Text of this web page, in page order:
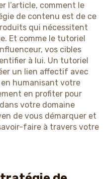
l’article, comment le
de contenu est de ce
qui nécessitent
Et comme le tutoriel
vos cibles
à lui. Un tutoriel
un lien affectif avec
en humanisant votre
en profiter pour
votre domaine
de vous démarquer et
faire à travers votre